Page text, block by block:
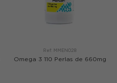
Ref: MMEN028
Omega 3 110 Perlas de 660mg